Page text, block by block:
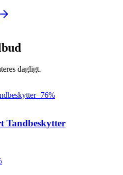
dagligt.
−76%
Tandbeskytter